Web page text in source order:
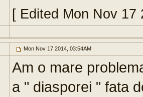
[ Edited Mon Nov 17
Mon Nov 17 2014, 03:54AM
Am o mare
a " diasporei " fata